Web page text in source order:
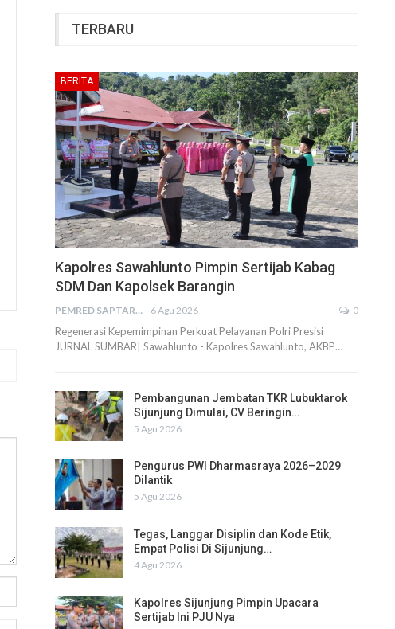
TERBARU
BERITA
Kapolres Sawahlunto Pimpin Sertijab Kabag
SDM Dan Kapolsek Barangin
PEMRED SAPTARIUS 6 Agu 2026 0
Regenerasi Kepemimpinan Perkuat Pelayanan Polri Presisi
JURNAL SUMBAR| Sawahlunto - Kapolres Sawahlunto, AKBP…
Pembangunan Jembatan TKR Lubuktarok
Sijunjung Dimulai, CV Beringin…
5 Agu 2026
Pengurus PWI Dharmasraya 2026–2029
Dilantik
5 Agu 2026
Tegas, Langgar Disiplin dan Kode Etik,
Empat Polisi Di Sijunjung…
4 Agu 2026
Kapolres Sijunjung Pimpin Upacara
Sertijab Ini PJU Nya